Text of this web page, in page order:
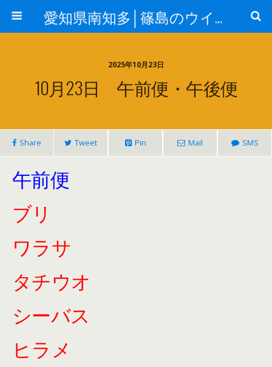
愛知県南知多│篠島のウイングはジギング&エギングガイドの釣り船（ルアー船）です
2025年10月23日
10月23日 午前便・午後便
Share Tweet Pin Mail SMS
午前便
ブリ
ワラサ
タチウオ
シーバス
ヒラメ